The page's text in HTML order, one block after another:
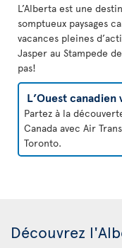
L’Alberta est une
somptueux paysages
vacances pleines
Jasper au Stampede
pas!
L’Ouest
Partez à la
Canada avec Air
Toronto.
Découvrez